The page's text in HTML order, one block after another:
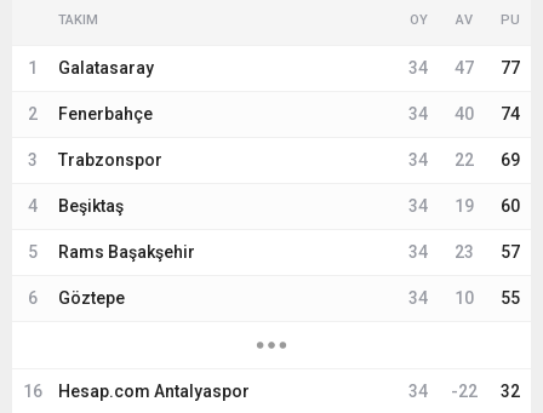
TAKIM OY AV PU
1 Galatasaray 34 47 77
2 Fenerbahçe 34 40 74
3 Trabzonspor 34 22 69
4 Beşiktaş 34 19 60
5 Rams Başakşehir 34 23 57
6 Göztepe 34 10 55
16 Hesap.com Antalyaspor 34 -22 32